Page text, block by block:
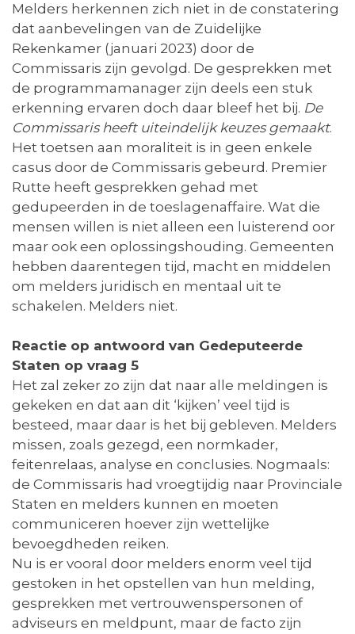
Melders herkennen zich niet in de constatering
dat aanbevelingen van de Zuidelijke
Rekenkamer (januari 2023) door de
Commissaris zijn gevolgd. De gesprekken met
de programmamanager zijn deels een stuk
erkenning ervaren doch daar bleef het bij. De
Commissaris heeft uiteindelijk keuzes gemaakt.
Het toetsen aan moraliteit is in geen enkele
casus door de Commissaris gebeurd. Premier
Rutte heeft gesprekken gehad met
gedupeerden in de toeslagenaffaire. Wat die
mensen willen is niet alleen een luisterend oor
maar ook een oplossingshouding. Gemeenten
hebben daarentegen tijd, macht en middelen
om melders juridisch en mentaal uit te
schakelen. Melders niet.
Reactie op antwoord van Gedeputeerde
Staten op vraag 5
Het zal zeker zo zijn dat naar alle meldingen is
gekeken en dat aan dit ‘kijken’ veel tijd is
besteed, maar daar is het bij gebleven. Melders
missen, zoals gezegd, een normkader,
feitenrelaas, analyse en conclusies. Nogmaals:
de Commissaris had vroegtijdig naar Provinciale
Staten en melders kunnen en moeten
communiceren hoever zijn wettelijke
bevoegdheden reiken.
Nu is er vooral door melders enorm veel tijd
gestoken in het opstellen van hun melding,
gesprekken met vertrouwenspersonen of
adviseurs en meldpunt, maar de facto zijn